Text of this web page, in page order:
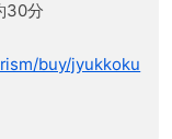
30分
buy/jyukkoku